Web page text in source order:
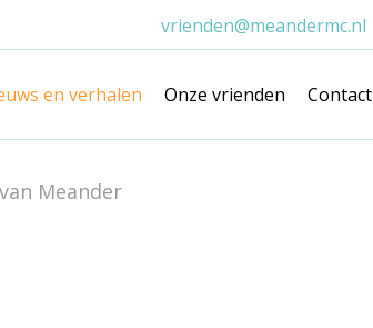
en verhalen Onze vrienden Contact
vrienden@meandermc.nl
Meander